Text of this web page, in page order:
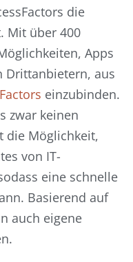
die
Mit über 400
Apps
Drittanbietern, aus
einzubinden.
zwar keinen
die Möglichkeit,
von IT-
eine schnelle
Basierend auf
auch eigene